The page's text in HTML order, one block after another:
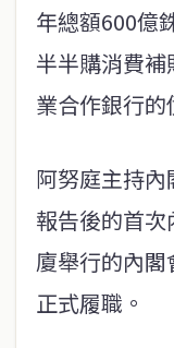
年總額600億
半半購消費
業合作銀行的
阿努庭主持
報告後的首
廈舉行的內
正式履職。